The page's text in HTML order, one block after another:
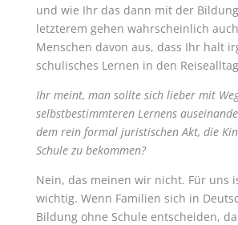
und wie Ihr das dann mit der
letzterem gehen wahrscheinlich
Menschen davon aus, dass Ihr halt
schulisches Lernen in den
Ihr meint, man sollte sich lieber mit
selbstbestimmteren Lernens
dem rein formal juristischen Akt, die
Schule zu bekommen?
Nein, das meinen wir nicht. Für uns
wichtig. Wenn Familien sich in
Bildung ohne Schule entscheiden,